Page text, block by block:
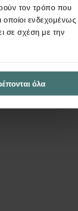
τον τρόπο που
ενδεχομένως
σε σχέση με την
όλα